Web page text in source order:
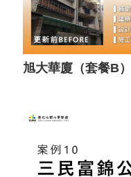
旭大華廈（套餐B）